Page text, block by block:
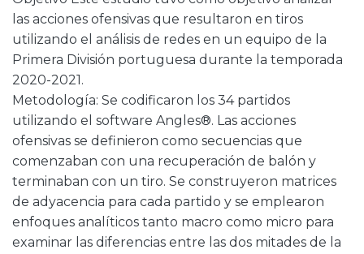
las acciones ofensivas que resultaron en tiros
utilizando el análisis de redes en un equipo de la
Primera División portuguesa durante la temporada
2020-2021.
Metodología: Se codificaron los 34 partidos
utilizando el software Angles®. Las acciones
ofensivas se definieron como secuencias que
comenzaban con una recuperación de balón y
terminaban con un tiro. Se construyeron matrices
de adyacencia para cada partido y se emplearon
enfoques analíticos tanto macro como micro para
examinar las diferencias entre las dos mitades de la